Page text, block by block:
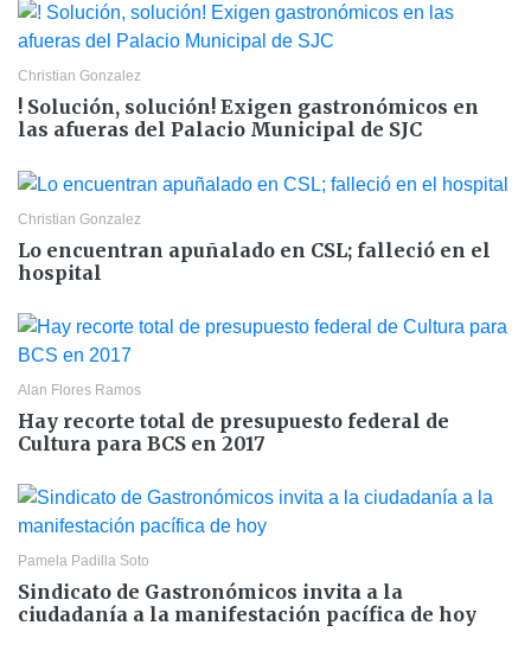
Christian Gonzalez
! Solución, solución! Exigen gastronómicos en
las afueras del Palacio Municipal de SJC
Christian Gonzalez
Lo encuentran apuñalado en CSL; falleció en el
hospital
Alan Flores Ramos
Hay recorte total de presupuesto federal de
Cultura para BCS en 2017
Pamela Padilla Soto
Sindicato de Gastronómicos invita a la
ciudadanía a la manifestación pacífica de hoy